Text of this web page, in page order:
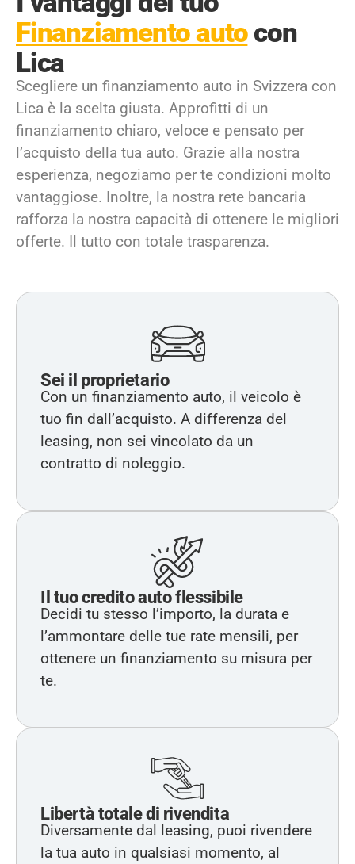
Finanziamento autocon
Lica
Scegliere un finanziamento auto in Svizzera con
Lica è la scelta giusta. Approfitti di un
finanziamento chiaro, veloce e pensato per
l’acquisto della tua auto. Grazie alla nostra
esperienza, negoziamo per te condizioni molto
vantaggiose. Inoltre, la nostra rete bancaria
rafforza la nostra capacità di ottenere le migliori
offerte. Il tutto con totale trasparenza.
Sei il proprietario
Con un finanziamento auto, il veicolo è
tuo fin dall’acquisto. A differenza del
leasing, non sei vincolato da un
contratto di noleggio.
Il tuo credito auto flessibile
Decidi tu stesso l’importo, la durata e
l’ammontare delle tue rate mensili, per
ottenere un finanziamento su misura per
te.
Libertà totale di rivendita
Diversamente dal leasing, puoi rivendere
la tua auto in qualsiasi momento, al